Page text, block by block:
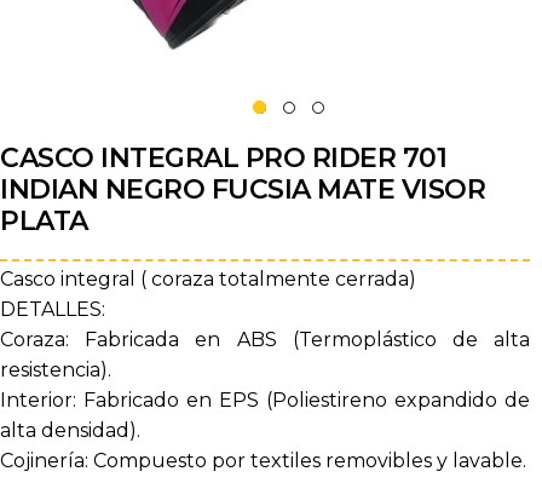
CASCO INTEGRAL PRO RIDER 701
INDIAN NEGRO FUCSIA MATE VISOR
PLATA
Casco integral ( coraza totalmente cerrada)
DETALLES:
Coraza: Fabricada en ABS (Termoplástico de alta
resistencia).
Interior: Fabricado en EPS (Poliestireno expandido de
alta densidad).
Cojinería: Compuesto por textiles removibles y lavable.